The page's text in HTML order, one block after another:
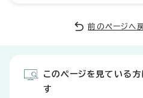
前のページへ
このページを見ている
す